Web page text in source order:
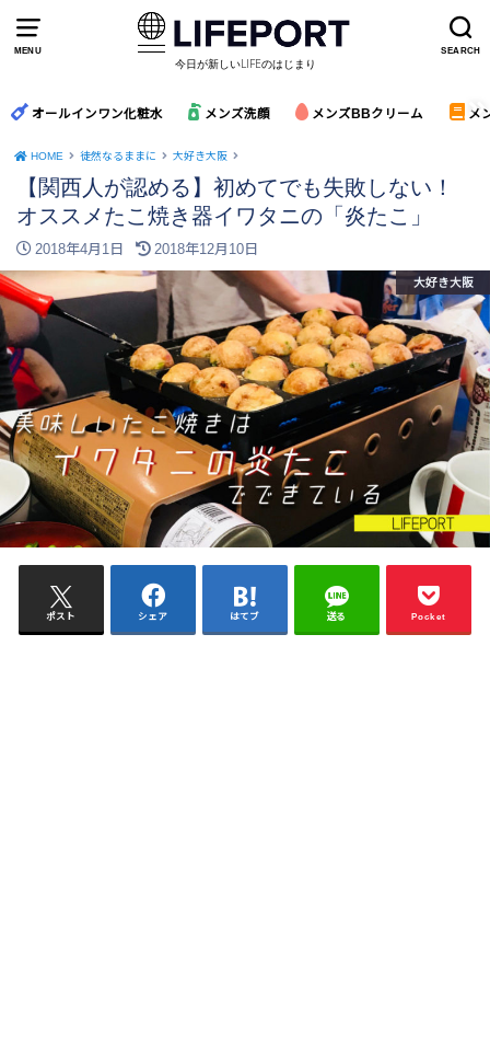
MENU SEARCH
今日が新しいLIFEのはじまり
オールインワン化粧水 メンズ洗顔 メンズBBクリーム メ
HOME 徒然なるままに 大好き大阪
【関西人が認める】初めてでも失敗しない！
オススメたこ焼き器イワタニの「炎たこ」
2018年4月1日 2018年12月10日
大好き大阪
ポスト シェア はてブ 送る Pocket